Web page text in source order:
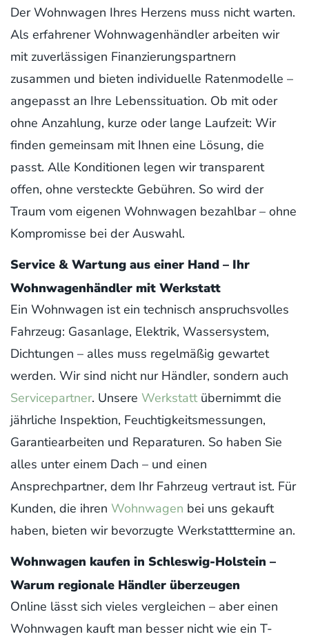
Der Wohnwagen Ihres Herzens muss nicht warten.
Als erfahrener Wohnwagenhändler arbeiten wir
mit zuverlässigen Finanzierungspartnern
zusammen und bieten individuelle Ratenmodelle –
angepasst an Ihre Lebenssituation. Ob mit oder
ohne Anzahlung, kurze oder lange Laufzeit: Wir
finden gemeinsam mit Ihnen eine Lösung, die
passt. Alle Konditionen legen wir transparent
offen, ohne versteckte Gebühren. So wird der
Traum vom eigenen Wohnwagen bezahlbar – ohne
Kompromisse bei der Auswahl.
Service & Wartung aus einer Hand – Ihr
Wohnwagenhändler mit Werkstatt
Ein Wohnwagen ist ein technisch anspruchsvolles
Fahrzeug: Gasanlage, Elektrik, Wassersystem,
Dichtungen – alles muss regelmäßig gewartet
werden. Wir sind nicht nur Händler, sondern auch
Servicepartner. Unsere Werkstatt übernimmt die
jährliche Inspektion, Feuchtigkeitsmessungen,
Garantiearbeiten und Reparaturen. So haben Sie
alles unter einem Dach – und einen
Ansprechpartner, dem Ihr Fahrzeug vertraut ist. Für
Kunden, die ihren Wohnwagen bei uns gekauft
haben, bieten wir bevorzugte Werkstatttermine an.
Wohnwagen kaufen in Schleswig-Holstein –
Warum regionale Händler überzeugen
Online lässt sich vieles vergleichen – aber einen
Wohnwagen kauft man besser nicht wie ein T-